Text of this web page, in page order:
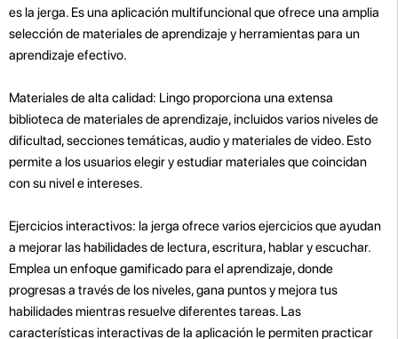
es la jerga. Es una aplicación multifuncional que ofrece una amplia
selección de materiales de aprendizaje y herramientas para un
aprendizaje efectivo.
Materiales de alta calidad: Lingo proporciona una extensa
biblioteca de materiales de aprendizaje, incluidos varios niveles de
dificultad, secciones temáticas, audio y materiales de video. Esto
permite a los usuarios elegir y estudiar materiales que coincidan
con su nivel e intereses.
Ejercicios interactivos: la jerga ofrece varios ejercicios que ayudan
a mejorar las habilidades de lectura, escritura, hablar y escuchar.
Emplea un enfoque gamificado para el aprendizaje, donde
progresas a través de los niveles, gana puntos y mejora tus
habilidades mientras resuelve diferentes tareas. Las
características interactivas de la aplicación le permiten practicar